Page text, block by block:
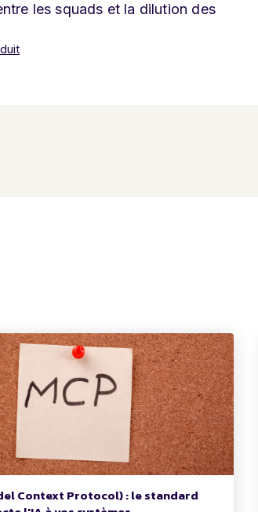
les squads et la dilution des
Context Protocol) : le standard